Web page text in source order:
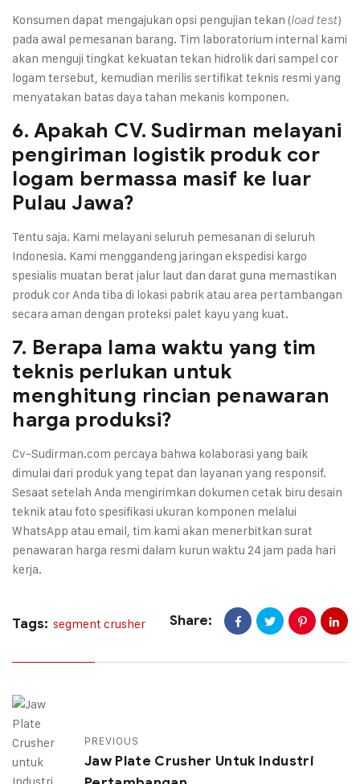
Konsumen dapat mengajukan opsi pengujian tekan (load test)
pada awal pemesanan barang. Tim laboratorium internal kami
akan menguji tingkat kekuatan tekan hidrolik dari sampel cor
logam tersebut, kemudian merilis sertifikat teknis resmi yang
menyatakan batas daya tahan mekanis komponen.
6. Apakah CV. Sudirman melayani
pengiriman logistik produk cor
logam bermassa masif ke luar
Pulau Jawa?
Tentu saja. Kami melayani seluruh pemesanan di seluruh
Indonesia. Kami menggandeng jaringan ekspedisi kargo
spesialis muatan berat jalur laut dan darat guna memastikan
produk cor Anda tiba di lokasi pabrik atau area pertambangan
secara aman dengan proteksi palet kayu yang kuat.
7. Berapa lama waktu yang tim
teknis perlukan untuk
menghitung rincian penawaran
harga produksi?
Cv-Sudirman.com percaya bahwa kolaborasi yang baik
dimulai dari produk yang tepat dan layanan yang responsif.
Sesaat setelah Anda mengirimkan dokumen cetak biru desain
teknik atau foto spesifikasi ukuran komponen melalui
WhatsApp atau email, tim kami akan menerbitkan surat
penawaran harga resmi dalam kurun waktu 24 jam pada hari
kerja.
Tags: segment crusher Share:
PREVIOUS
Jaw Plate Crusher Untuk Industri